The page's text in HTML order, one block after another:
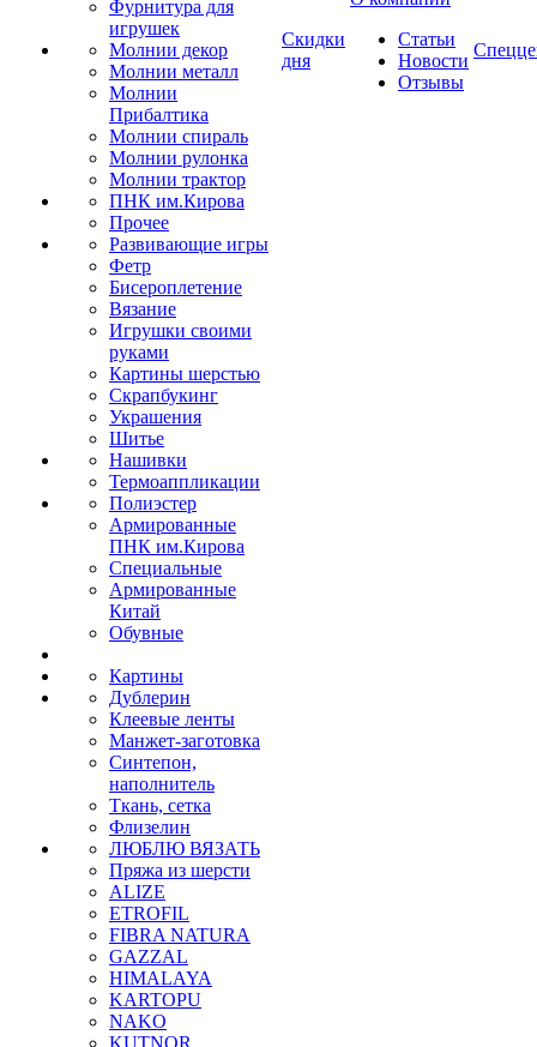
Фурнитура для
игрушек
Молнии декор
Молнии металл
Молнии
Прибалтика
Молнии спираль
Молнии рулонка
Молнии трактор
ПНК им.Кирова
Прочее
Развивающие игры
Фетр
Бисероплетение
Вязание
Игрушки своими
руками
Картины шерстью
Скрапбукинг
Украшения
Шитье
Нашивки
Термоаппликации
Полиэстер
Армированные
ПНК им.Кирова
Специальные
Армированные
Китай
Обувные
Картины
Дублерин
Клеевые ленты
Манжет-заготовка
Синтепон,
наполнитель
Ткань, сетка
Флизелин
ЛЮБЛЮ ВЯЗАТЬ
Пряжа из шерсти
ALIZE
ETROFIL
FIBRA NATURA
GAZZAL
HIMALAYA
KARTOPU
NAKO
KUTNOR
Скидки
дня
Статьи
Новости
Отзывы